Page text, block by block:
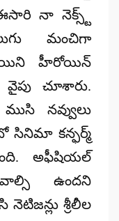
నా నెక్స్ట్
మంచిగా
హీరోయిన్‌
వైపు చూశారు.
నవ్వులు
సినిమా కన్ఫర్మ్‌
అఫీషియల్
ఉందని
శ్రీలీల